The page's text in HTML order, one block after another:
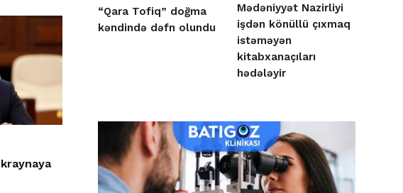
“Qara Tofiq” doğma
kəndində dəfn olundu
Mədəniyyət Nazirliyi
işdən könüllü çıxmaq
istəməyən
kitabxanaçıları
hədələyir